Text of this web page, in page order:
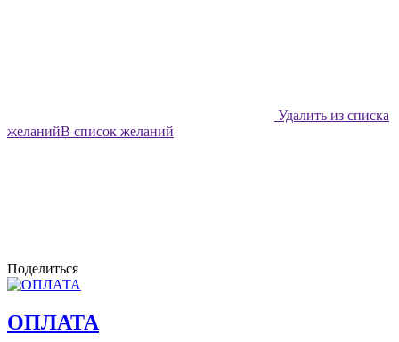
Удалить из списка
желанийВ список желаний
Поделиться
ОПЛАТА